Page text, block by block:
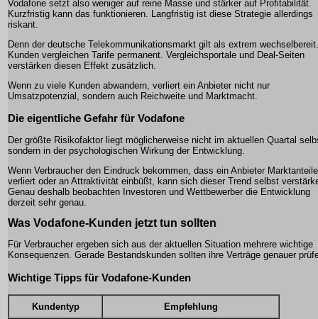
Vodafone setzt also weniger auf reine Masse und stärker auf Profitabilität.
Kurzfristig kann das funktionieren. Langfristig ist diese Strategie allerdings
riskant.
Denn der deutsche Telekommunikationsmarkt gilt als extrem wechselbereit.
Kunden vergleichen Tarife permanent. Vergleichsportale und Deal-Seiten
verstärken diesen Effekt zusätzlich.
Wenn zu viele Kunden abwandern, verliert ein Anbieter nicht nur
Umsatzpotenzial, sondern auch Reichweite und Marktmacht.
Die eigentliche Gefahr für Vodafone
Der größte Risikofaktor liegt möglicherweise nicht im aktuellen Quartal
sondern in der psychologischen Wirkung der Entwicklung.
Wenn Verbraucher den Eindruck bekommen, dass ein Anbieter Marktanteile
verliert oder an Attraktivität einbüßt, kann sich dieser Trend selbst
Genau deshalb beobachten Investoren und Wettbewerber die Entwicklung
derzeit sehr genau.
Was Vodafone-Kunden jetzt tun sollten
Für Verbraucher ergeben sich aus der aktuellen Situation mehrere wichtige
Konsequenzen. Gerade Bestandskunden sollten ihre Verträge genauer
Wichtige Tipps für Vodafone-Kunden
Kundentyp Empfehlung